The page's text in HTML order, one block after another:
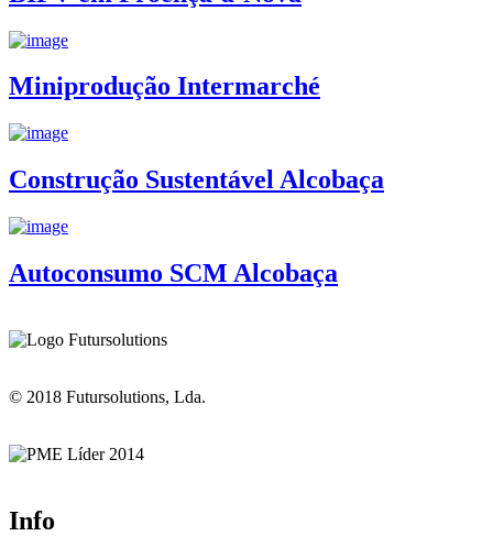
Miniprodução Intermarché
Construção Sustentável Alcobaça
Autoconsumo SCM Alcobaça
© 2018 Futursolutions, Lda.
Info